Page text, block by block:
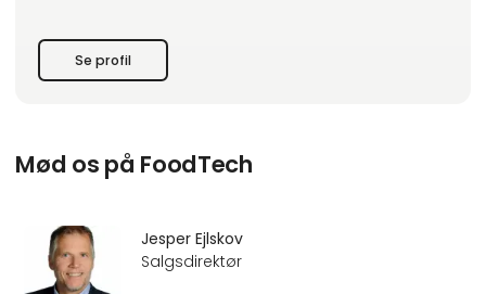
Vi satser målrettet på at være en kompetent
samarbejdspartner med et højt fagligt niveau.
Se profil
Mød os på FoodTech
Jesper Ejlskov
Salgsdirektør